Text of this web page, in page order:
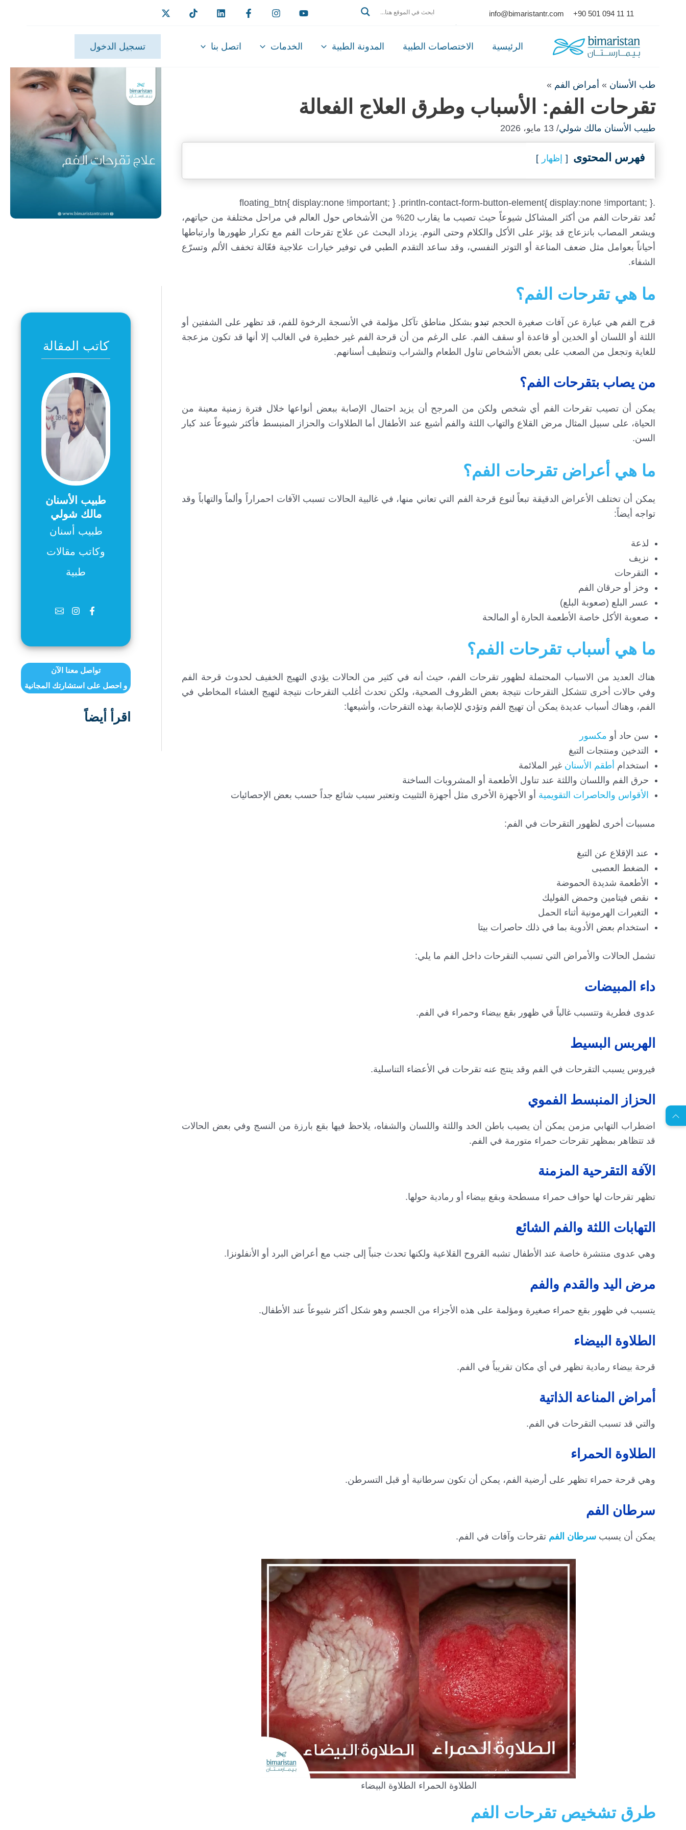
info@bimaristantr.com +90 501 094 11 11
الرئيسية الاختصاصات الطبية المدونة الطبية الخدمات اتصل بنا تسجيل الدخول
طب الأسنان » أمراض الفم »
تقرحات الفم: الأسباب وطرق العلاج الفعالة
طبيب الأسنان مالك شولي/ 13 مايو، 2026
فهرس المحتوى إظهار
.floating_btn{ display:none !important; } .println-contact-form-button-element{ display:none !important; }
تُعد تقرحات الفم من أكثر المشاكل شيوعاً حيث تصيب ما يقارب 20% من الأشخاص حول العالم في مراحل مختلفة من حياتهم،
ويشعر المصاب بانزعاج قد يؤثر على الأكل والكلام وحتى النوم. يزداد البحث عن علاج تقرحات الفم مع تكرار ظهورها وارتباطها
أحياناً بعوامل مثل ضعف المناعة أو التوتر النفسي، وقد ساعد التقدم الطبي في توفير خيارات علاجية فعّالة تخفف الألم وتسرّع
الشفاء.
ما هي تقرحات الفم؟
قرح الفم هي عبارة عن آفات صغيرة الحجم تبدو بشكل مناطق تآكل مؤلمة في الأنسجة الرخوة للفم، قد تظهر على الشفتين أو
اللثة أو اللسان أو الخدين أو قاعدة أو سقف الفم. على الرغم من أن قرحة الفم غير خطيرة في الغالب إلا أنها قد تكون مزعجة
للغاية وتجعل من الصعب على بعض الأشخاص تناول الطعام والشراب وتنظيف أسنانهم.
من يصاب بتقرحات الفم؟
يمكن أن تصيب تقرحات الفم أي شخص ولكن من المرجح أن يزيد احتمال الإصابة ببعض أنواعها خلال فترة زمنية معينة من
الحياة، على سبيل المثال مرض القلاع والتهاب اللثة والفم أشيع عند الأطفال أما الطلاوات والحزاز المنبسط فأكثر شيوعاً عند كبار
السن.
ما هي أعراض تقرحات الفم؟
يمكن أن تختلف الأعراض الدقيقة تبعاً لنوع قرحة الفم التي تعاني منها، في غالبية الحالات تسبب الآفات احمراراً وألماً والتهاباً وقد
تواجه أيضاً:
لذعة
نزيف
التقرحات
وخز أو حرقان الفم
عسر البلع (صعوبة البلع)
صعوبة الأكل خاصة الأطعمة الحارة أو المالحة
ما هي أسباب تقرحات الفم؟
هناك العديد من الاسباب المحتملة لظهور تقرحات الفم، حيث أنه في كثير من الحالات يؤدي التهيج الخفيف لحدوث قرحة الفم
وفي حالات أخرى تتشكل التقرحات نتيجة بعض الظروف الصحية، ولكن تحدث أغلب التقرحات نتيجة لتهيج الغشاء المخاطي في
الفم، وهناك أسباب عديدة يمكن أن تهيج الفم وتؤدي للإصابة بهذه التقرحات، وأشيعها:
سن حاد أو مكسور
التدخين ومنتجات التبغ
استخدام أطقم الأسنان غير الملائمة
حرق الفم واللسان واللثة عند تناول الأطعمة أو المشروبات الساخنة
الأقواس والحاصرات التقويمية أو الأجهزة الأخرى مثل أجهزة التثبيت وتعتبر سبب شائع جداً حسب بعض الإحصائيات
مسببات أخرى لظهور التقرحات في الفم:
عند الإقلاع عن التبغ
الضغط العصبى
الأطعمة شديدة الحموضة
نقص فيتامين وحمض الفوليك
التغيرات الهرمونية أثناء الحمل
استخدام بعض الأدوية بما في ذلك حاصرات بيتا
تشمل الحالات والأمراض التي تسبب التقرحات داخل الفم ما يلي:
داء المبيضات
عدوى فطرية وتتسبب غالباً قي ظهور بقع بيضاء وحمراء في الفم.
الهربس البسيط
فيروس يسبب التقرحات في الفم وقد ينتج عنه تقرحات في الأعضاء التناسلية.
الحزاز المنبسط الفموي
اضطراب التهابي مزمن يمكن أن يصيب باطن الخد واللثة واللسان والشفاه، يلاحظ فيها بقع بارزة من النسج وفي بعض الحالات
قد تتظاهر بمظهر تقرحات حمراء متورمة في الفم.
الآفة التقرحية المزمنة
تظهر تقرحات لها حواف حمراء مسطحة وبقع بيضاء أو رمادية حولها.
التهابات اللثة والفم الشائع
وهي عدوى منتشرة خاصة عند الأطفال تشبه القروح القلاعية ولكنها تحدث جنباً إلى جنب مع أعراض البرد أو الأنفلونزا.
مرض اليد والقدم والفم
يتسبب في ظهور بقع حمراء صغيرة ومؤلمة على هذه الأجزاء من الجسم وهو شكل أكثر شيوعاً عند الأطفال.
الطلاوة البيضاء
قرحة بيضاء رمادية تظهر في أي مكان تقريباً في الفم.
أمراض المناعة الذاتية
والتي قد تسبب التقرحات في الفم.
الطلاوة الحمراء
وهي قرحة حمراء تظهر على أرضية الفم، يمكن أن تكون سرطانية أو قبل التسرطن.
سرطان الفم
يمكن أن يسبب سرطان الفم تقرحات وآفات في الفم.
الطلاوة الحمراء الطلاوة البيضاء
طرق تشخيص تقرحات الفم
كاتب المقالة
طبيب الأسنان
مالك شولي
طبيب أسنان
وكاتب مقالات
طبية
تواصل معنا الآن
و احصل على استشارتك المجانية
اقرأ أيضاً
ل
ا
س
ت
ش
ا
ر
ة
م
ج
ا
ن
ي
ة